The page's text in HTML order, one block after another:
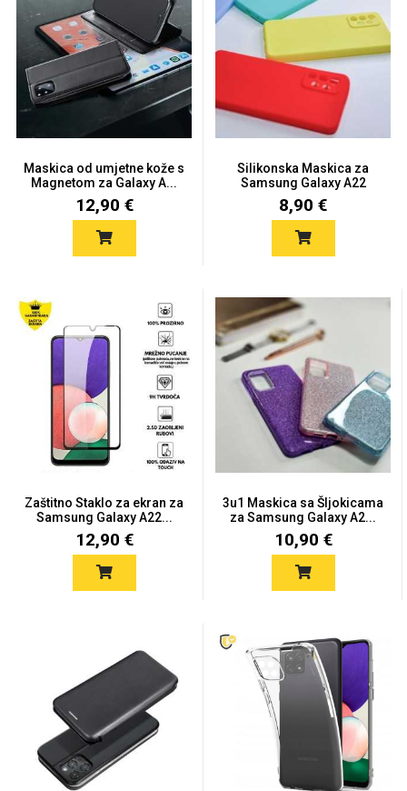
Maskica od umjetne kože s
Magnetom za Galaxy A...
12,90 €
Silikonska Maskica za
Samsung Galaxy A22
(4G)...
8,90 €
Zaštitno Staklo za ekran za
Samsung Galaxy A22...
12,90 €
3u1 Maskica sa Šljokicama
za Samsung Galaxy A2...
10,90 €
Sleng Feel Good
Životinjsko carstvo
Svemirska kolekcija Valentinovo
Love motivi I Need Some Space
Quotes Collection Cirkus
Univerzalne futrole i
Preklopne maskice